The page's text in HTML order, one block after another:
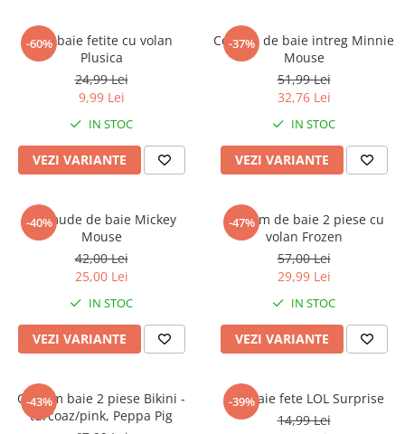
Captain america
Bakugan
Liga Dreptatii
Buzz Lightyear
My Little Pony
Planes
EplusM
Tom & Jerry
Transformers
Top Wings
Incaltaminte baieti
Ghete si cizme baieti
Pantofi baieti
Papuci si slapi baieti
Sandale baieti
Marvel
Monsters Inc.
La casa de papel
Nasa
Kids Euroswan
Rainbow High
Garfield
Nightmare before Christmas
EplusM
Perletti
Arditex
-60%
Slip baie fetite cu volan
Plusica
24,99 Lei
9,99 Lei
IN STOC
VEZI VARIANTE
-37%
Costum de baie intreg Minnie
Mouse
51,99 Lei
32,76 Lei
IN STOC
VEZI VARIANTE
-40%
Bermude de baie Mickey
Mouse
42,00 Lei
25,00 Lei
IN STOC
VEZI VARIANTE
-47%
Costum de baie 2 piese cu
volan Frozen
57,00 Lei
29,99 Lei
IN STOC
VEZI VARIANTE
-43%
Costum baie 2 piese Bikini -
turcoaz/pink, Peppa Pig
-39%
Slip baie fete LOL Surprise
14,99 Lei